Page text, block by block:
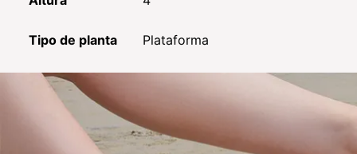
Tipo de planta Plataforma